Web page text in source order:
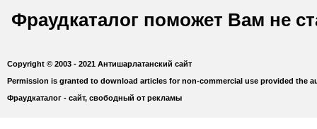
Фраудкаталог поможет Вам не
Copyright © 2003 - 2021 Антишарлатанский сайт
Permission is granted to download articles for non-commercial use provided the
Фраудкаталог - сайт, свободный от рекламы